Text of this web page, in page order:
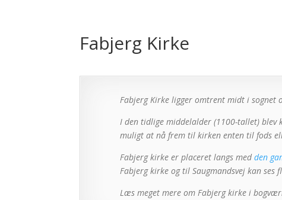
Fabjerg Kirke
Fabjerg Kirke ligger omtrent midt i sognet
I den tidlige middelalder (1100-tallet)
muligt at nå frem til kirken enten til fods
Fabjerg kirke er placeret langs medden
Fabjerg kirke og til Saugmandsvej kan ses
Læs meget mere om Fabjerg kirke i